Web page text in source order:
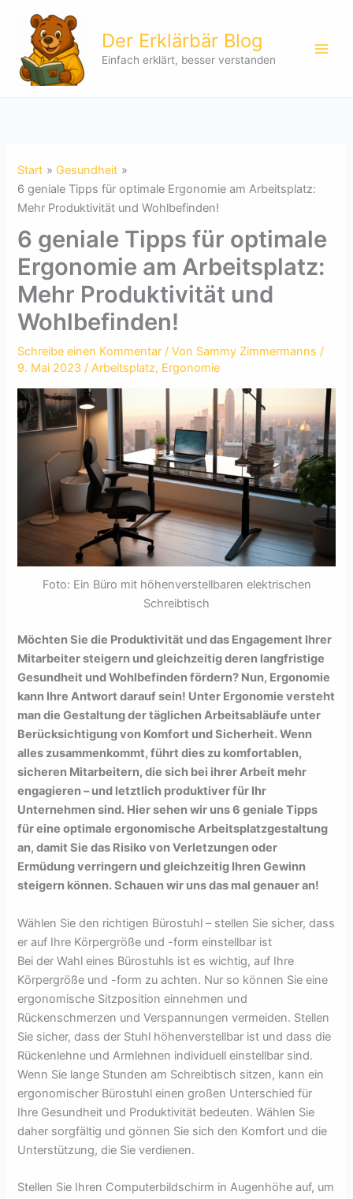
springen
Der Erklärbär Blog
Einfach erklärt, besser verstanden
Start
Gesundheit
6 geniale Tipps für optimale Ergonomie am Arbeitsplatz:
Mehr Produktivität und Wohlbefinden!
6 geniale Tipps für optimale
Ergonomie am Arbeitsplatz:
Mehr Produktivität und
Wohlbefinden!
Schreibe einen Kommentar / Von Sammy Zimmermanns/
9. Mai 2023/Arbeitsplatz, Ergonomie
Foto: Ein Büro mit höhenverstellbaren elektrischen
Schreibtisch
Möchten Sie die Produktivität und das Engagement Ihrer
Mitarbeiter steigern und gleichzeitig deren langfristige
Gesundheit und Wohlbefinden fördern? Nun, Ergonomie
kann Ihre Antwort darauf sein! Unter Ergonomie versteht
man die Gestaltung der täglichen Arbeitsabläufe unter
Berücksichtigung von Komfort und Sicherheit. Wenn
alles zusammenkommt, führt dies zu komfortablen,
sicheren Mitarbeitern, die sich bei ihrer Arbeit mehr
engagieren – und letztlich produktiver für Ihr
Unternehmen sind. Hier sehen wir uns 6 geniale Tipps
für eine optimale ergonomische Arbeitsplatzgestaltung
an, damit Sie das Risiko von Verletzungen oder
Ermüdung verringern und gleichzeitig Ihren Gewinn
steigern können. Schauen wir uns das mal genauer an!
Wählen Sie den richtigen Bürostuhl – stellen Sie sicher, dass
er auf Ihre Körpergröße und -form einstellbar ist
Bei der Wahl eines Bürostuhls ist es wichtig, auf Ihre
Körpergröße und -form zu achten. Nur so können Sie eine
ergonomische Sitzposition einnehmen und
Rückenschmerzen und Verspannungen vermeiden. Stellen
Sie sicher, dass der Stuhl höhenverstellbar ist und dass die
Rückenlehne und Armlehnen individuell einstellbar sind.
Wenn Sie lange Stunden am Schreibtisch sitzen, kann ein
ergonomischer Bürostuhl einen großen Unterschied für
Ihre Gesundheit und Produktivität bedeuten. Wählen Sie
daher sorgfältig und gönnen Sie sich den Komfort und die
Unterstützung, die Sie verdienen.
Stellen Sie Ihren Computerbildschirm in Augenhöhe auf, um